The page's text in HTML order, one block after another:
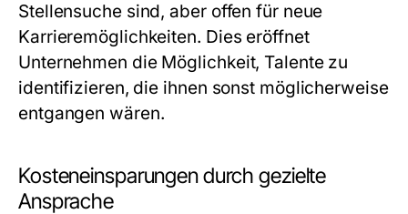
Stellensuche sind, aber offen für neue
Karrieremöglichkeiten. Dies eröffnet
Unternehmen die Möglichkeit, Talente zu
identifizieren, die ihnen sonst möglicherweise
entgangen wären.
Kosteneinsparungen durch gezielte
Ansprache